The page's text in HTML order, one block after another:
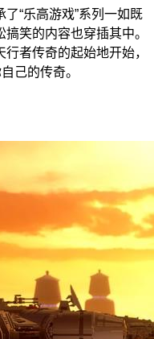
“乐高游戏”系列一如既
笑的内容也穿插其中。
者传奇的起始地开始，
己的传奇。